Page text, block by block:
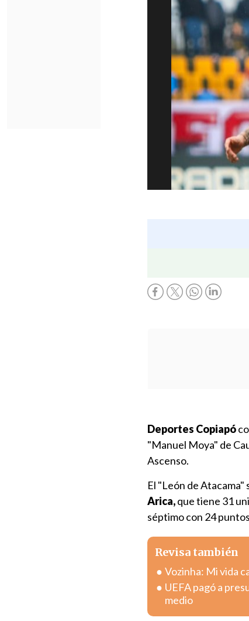
Deportes Copiapó
"Manuel Moya" de
Ascenso.
El "León de Atacama"
Arica,que tiene 31
séptimo con 24
Revisa también
Vozinha: Mi vida
UEFA pagó a
medio